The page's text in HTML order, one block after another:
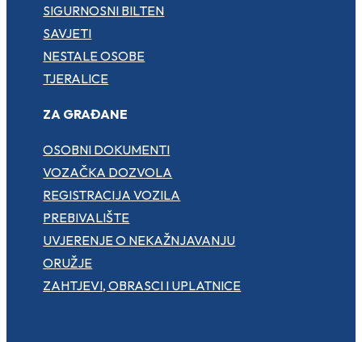
SIGURNOSNI BILTEN
SAVJETI
NESTALE OSOBE
TJERALICE
ZA GRAĐANE
OSOBNI DOKUMENTI
VOZAČKA DOZVOLA
REGISTRACIJA VOZILA
PREBIVALIŠTE
UVJERENJE O NEKAŽNJAVANJU
ORUŽJE
ZAHTJEVI, OBRASCI I UPLATNICE